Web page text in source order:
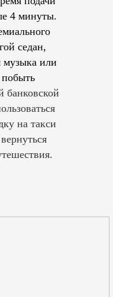
4 минуты.
седан,
музыка или
побыть
банковской
на такси